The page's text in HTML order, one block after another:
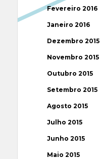
Fevereiro 2016
Janeiro 2016
Dezembro 2015
Novembro 2015
Outubro 2015
Setembro 2015
Agosto 2015
Julho 2015
Junho 2015
Maio 2015